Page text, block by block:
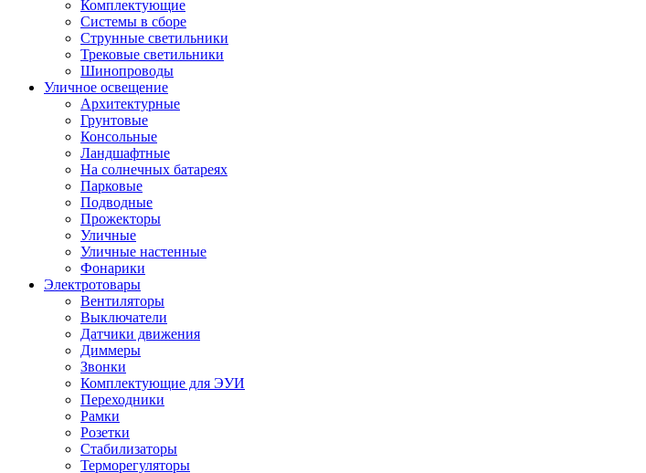
Комплектующие
Системы в сборе
Струнные светильники
Трековые светильники
Шинопроводы
Уличное освещение
Архитектурные
Грунтовые
Консольные
Ландшафтные
На солнечных батареях
Парковые
Подводные
Прожекторы
Уличные
Уличные настенные
Фонарики
Электротовары
Вентиляторы
Выключатели
Датчики движения
Диммеры
Звонки
Комплектующие для ЭУИ
Переходники
Рамки
Розетки
Стабилизаторы
Терморегуляторы